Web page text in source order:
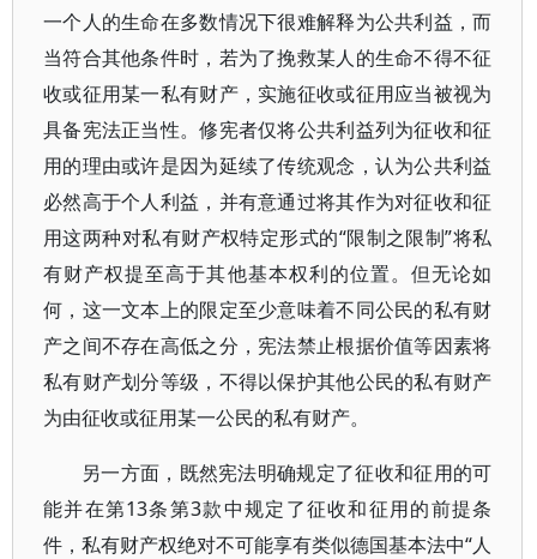
一个人的生命在多数情况下很难解释为公共利益，而
当符合其他条件时，若为了挽救某人的生命不得不征
收或征用某一私有财产，实施征收或征用应当被视为
具备宪法正当性。修宪者仅将公共利益列为征收和征
用的理由或许是因为延续了传统观念，认为公共利益
必然高于个人利益，并有意通过将其作为对征收和征
用这两种对私有财产权特定形式的“限制之限制”将私
有财产权提至高于其他基本权利的位置。但无论如
何，这一文本上的限定至少意味着不同公民的私有财
产之间不存在高低之分，宪法禁止根据价值等因素将
私有财产划分等级，不得以保护其他公民的私有财产
为由征收或征用某一公民的私有财产。
另一方面，既然宪法明确规定了征收和征用的可
能并在第13条第3款中规定了征收和征用的前提条
件，私有财产权绝对不可能享有类似德国基本法中“人